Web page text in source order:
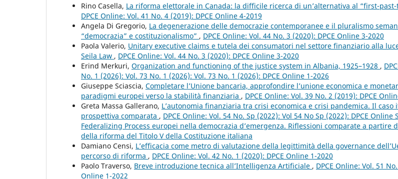
Rino Casella, La riforma elettorale in Canada: la difficile ricerca di un’alternativa al “first-past-
DPCE Online: Vol. 41 No. 4 (2019): DPCE Online 4-2019
Angela Di Gregorio, La degenerazione delle democrazie contemporanee e il pluralismo
“democrazia” e costituzionalismo” , DPCE Online: Vol. 44 No. 3 (2020): DPCE Online 3-2020
Paola Valerio, Unitary executive claims e tutela dei consumatori nel settore finanziario alla
Seila Law , DPCE Online: Vol. 44 No. 3 (2020): DPCE Online 3-2020
Erind Merkuri, Organization and functioning of the justice system in Albania, 1925–1928 ,
No. 1 (2026): Vol. 73 No. 1 (2026): Vol. 73 No. 1 (2026): DPCE Online 1-2026
Giuseppe Sciascia, Completare l’Unione bancaria, approfondire l’unione economica e
paradigmi europei verso la stabilità finanziaria , DPCE Online: Vol. 39 No. 2 (2019): DPCE
Greta Massa Gallerano, L’autonomia finanziaria tra crisi economica e crisi pandemica. Il caso
prospettiva comparata , DPCE Online: Vol. 54 No. Sp (2022): Vol 54 No Sp (2022): DPCE Online
Federalizing Process europei nella democrazia d’emergenza. Riflessioni comparate a partire
della riforma del Titolo V della Costituzione italiana
Damiano Censi, L’efficacia come metro di valutazione della legittimità della governance
percorso di riforma , DPCE Online: Vol. 42 No. 1 (2020): DPCE Online 1-2020
Paolo Traverso, Breve introduzione tecnica all’Intelligenza Artificiale , DPCE Online: Vol. 51
Online 1-2022